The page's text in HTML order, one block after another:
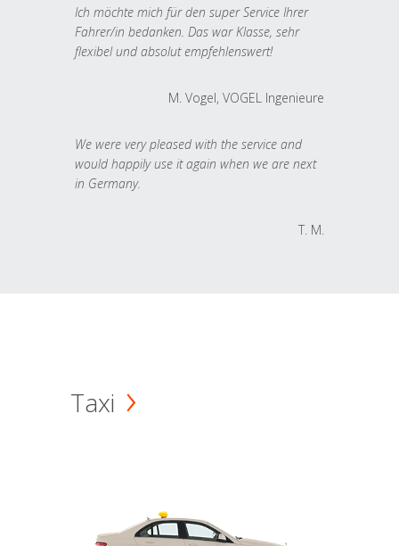
Ich möchte mich für den super Service Ihrer
Fahrer/in bedanken. Das war Klasse, sehr
flexibel und absolut empfehlenswert!
M. Vogel, VOGEL Ingenieure
We were very pleased with the service and
would happily use it again when we are next
in Germany.
T. M.
Taxi